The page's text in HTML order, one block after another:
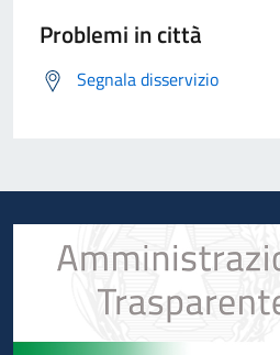
Problemi in città
Segnala disservizio